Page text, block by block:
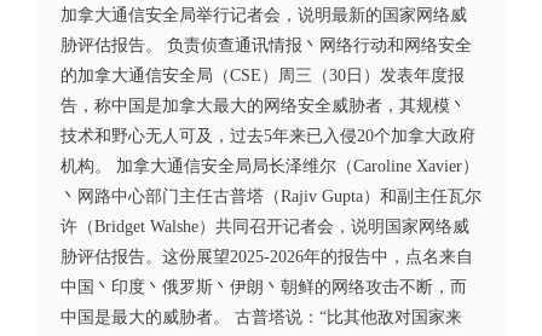
加拿大通信安全局举行记者会，说明最新的国家网络威
胁评估报告。 负责侦查通讯情报丶网络行动和网络安全
的加拿大通信安全局（CSE）周三（30日）发表年度报
告，称中国是加拿大最大的网络安全威胁者，其规模丶
技术和野心无人可及，过去5年来已入侵20个加拿大政府
机构。 加拿大通信安全局局长泽维尔（Caroline Xavier）
丶网路中心部门主任古普塔（Rajiv Gupta）和副主任瓦尔
许（Bridget Walshe）共同召开记者会，说明国家网络威
胁评估报告。这份展望2025-2026年的报告中，点名来自
中国丶印度丶俄罗斯丶伊朗丶朝鲜的网络攻击不断，而
中国是最大的威胁者。 古普塔说：“比其他敌对国家来